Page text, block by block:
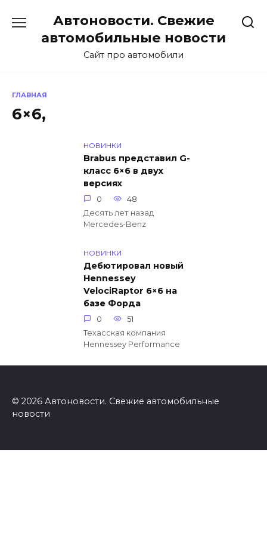
содержанию
Автоновости. Свежие
автомобильные новости
Сайт про автомобили
ГЛАВНАЯ
6×6,
НОВИНКИ
Brabus представил G-
класс 6×6 в двух
версиях
0
48
Десять лет назад
Mercedes-Benz
НОВИНКИ
Дебютировал новый
Hennessey
VelociRaptor 6×6 на
базе Форда
0
51
Техасская компания
Hennessey Performance
© 2026 Автоновости. Свежие автомобильные
новости